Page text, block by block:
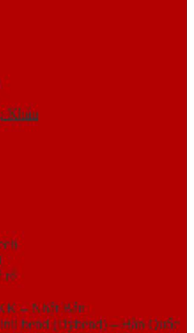
Khẩu
rẻ
– Nhật Bản
bend (Dybend) – Hàn Quốc